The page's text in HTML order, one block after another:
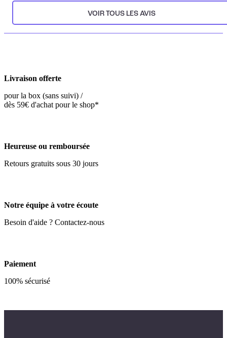
VOIR TOUS LES AVIS
Livraison offerte
pour la box (sans suivi) /
dès 59€ d'achat pour le shop*
Heureuse ou remboursée
Retours gratuits sous 30 jours
Notre équipe à votre écoute
Besoin d'aide ? Contactez-nous
Paiement
100% sécurisé